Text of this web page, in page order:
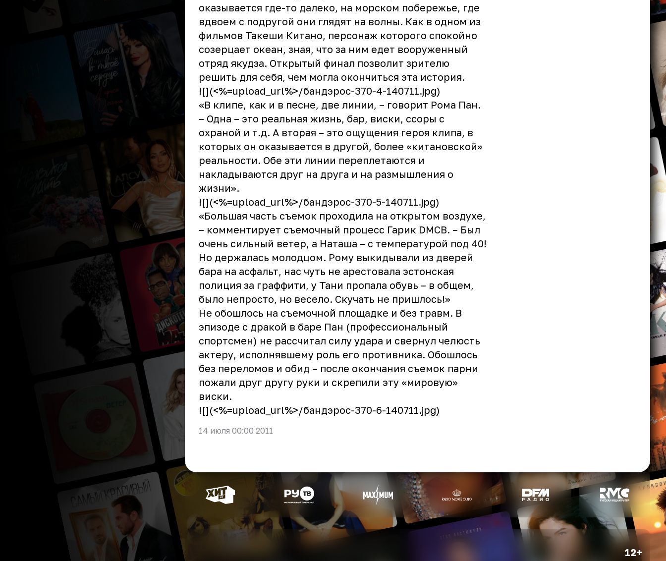
оказывается где-то далеко, на морском побережье, где
вдвоем с подругой они глядят на волны. Как в одном из
фильмов Такеши Китано, персонаж которого спокойно
созерцает океан, зная, что за ним едет вооруженный
отряд якудза. Открытый финал позволит зрителю
решить для себя, чем могла окончиться эта история.
![](<%=upload_url%>/бандэрос-370-4-140711.jpg)
«В клипе, как и в песне, две линии, – говорит Рома Пан.
– Одна – это реальная жизнь, бар, виски, ссоры с
охраной и т.д. А вторая – это ощущения героя клипа, в
которых он оказывается в другой, более «китановской»
реальности. Обе эти линии переплетаются и
накладываются друг на друга и на размышления о
жизни».
![](<%=upload_url%>/бандэрос-370-5-140711.jpg)
«Большая часть съемок проходила на открытом воздухе,
– комментирует съемочный процесс Гарик DMCB. – Был
очень сильный ветер, а Наташа – с температурой под 40!
Но держалась молодцом. Рому выкидывали из дверей
бара на асфальт, нас чуть не арестовала эстонская
полиция за граффити, у Тани пропала обувь – в общем,
было непросто, но весело. Скучать не пришлось!»
Не обошлось на съемочной площадке и без травм. В
эпизоде с дракой в баре Пан (профессиональный
спортсмен) не рассчитал силу удара и свернул челюсть
актеру, исполнявшему роль его противника. Обошлось
без переломов и обид – после окончания съемок парни
пожали друг другу руки и скрепили эту «мировую»
виски.
![](<%=upload_url%>/бандэрос-370-6-140711.jpg)
14 июля 00:00 2011
12+